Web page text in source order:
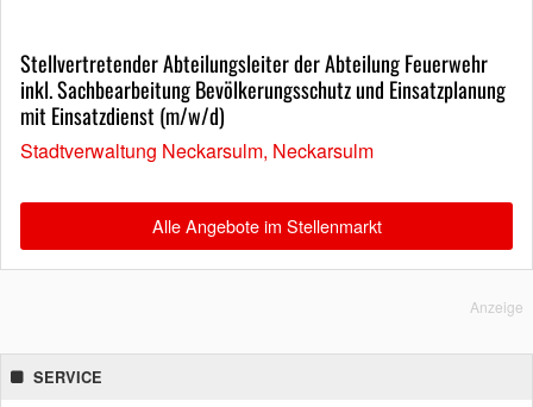
Stellvertretender Abteilungsleiter der Abteilung Feuerwehr
inkl. Sachbearbeitung Bevölkerungsschutz und Einsatzplanung
mit Einsatzdienst (m/w/d)
Stadtverwaltung Neckarsulm, Neckarsulm
Alle Angebote im Stellenmarkt
Anzeige
SERVICE